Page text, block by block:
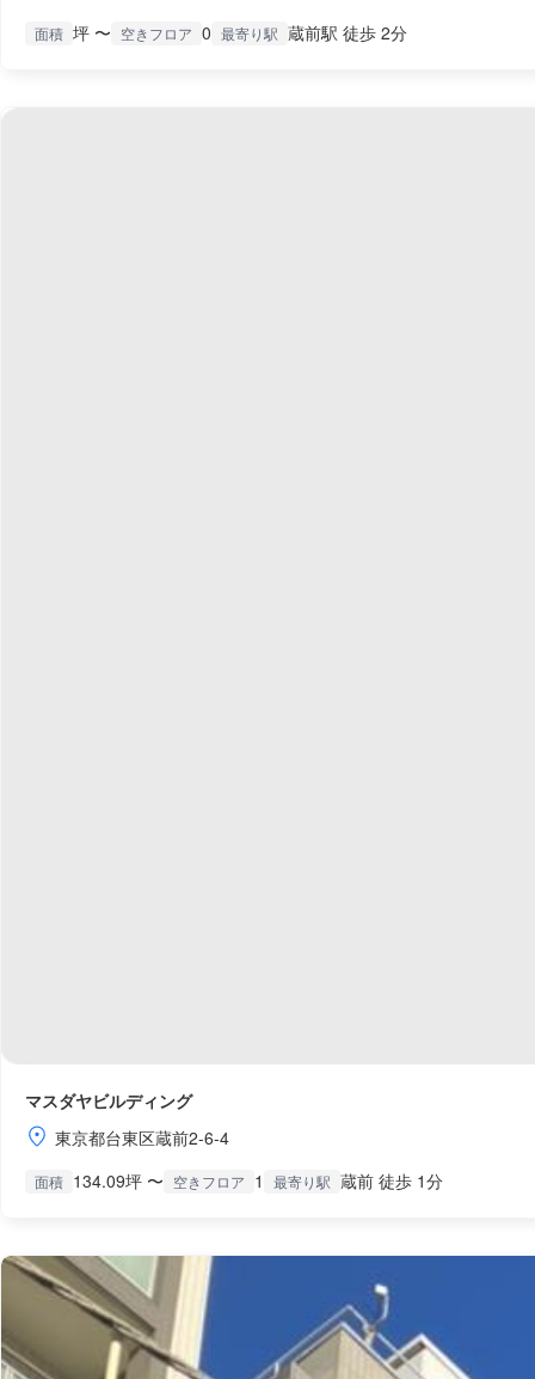
面積 坪 〜 空きフロア 0 最寄り駅 蔵前駅 徒歩 2分
マスダヤビルディング
東京都台東区蔵前2-6-4
面積 134.09坪 〜 空きフロア 1 最寄り駅 蔵前 徒歩 1分